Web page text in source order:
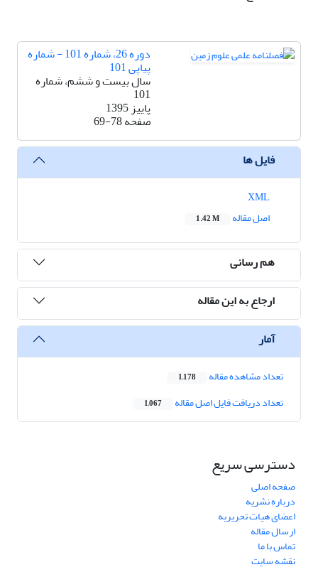
دوره 26، شماره 101 - شماره
پیاپی 101
سال بیست و ششم، شماره
101
پاییز 1395
صفحه69-78
فایل ها
اصل مقاله
1.42 M
هم رسانی
ارجاع به این مقاله
آمار
تعداد مشاهده مقاله 1,178
تعداد دریافت فایل اصل مقاله 1,067
دسترسی سریع
صفحه اصلی
درباره نشریه
اعضای هیات تحریریه
ارسال مقاله
تماس با ما
نقشه سایت